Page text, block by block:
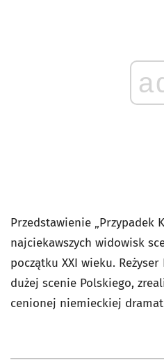
Przedstawienie „Przypadek
najciekawszych widowisk
początku XXI wieku. Reżyser
dużej scenie Polskiego,
cenionej niemieckiej